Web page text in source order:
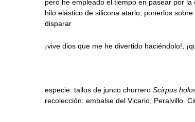
pero he empleado el tiempo en pasear por
hilo elástico de silicona atarlo, ponerlos
disparar
¡vive dios que me he divertido haciéndolo!,
especie: tallos de junco churrero Scirpus
recolección: embalse del Vicario, Peralvillo.